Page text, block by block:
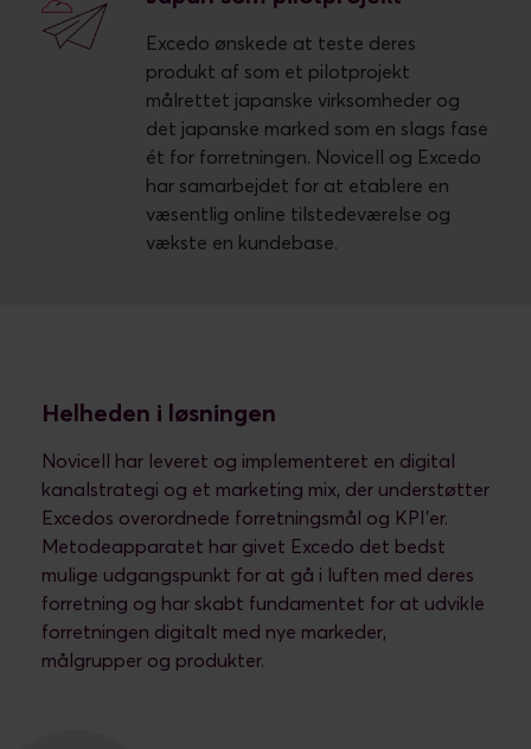
Excedo ønskede at teste deres
produkt af som et pilotprojekt
målrettet japanske virksomheder og
det japanske marked som en slags fase
ét for forretningen. Novicell og Excedo
har samarbejdet for at etablere en
væsentlig online tilstedeværelse og
vækste en kundebase.
Helheden i løsningen
Novicell har leveret og implementeret en digital
kanalstrategi og et marketing mix, der understøtter
Excedos overordnede forretningsmål og KPI'er.
Metodeapparatet har givet Excedo det bedst
mulige udgangspunkt for at gå i luften med deres
forretning og har skabt fundamentet for at udvikle
forretningen digitalt med nye markeder,
målgrupper og produkter.